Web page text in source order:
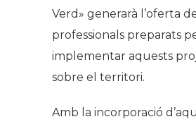
Verd» generarà l’oferta
professionals preparats
implementar aquests
sobre el territori.
Amb la incorporació